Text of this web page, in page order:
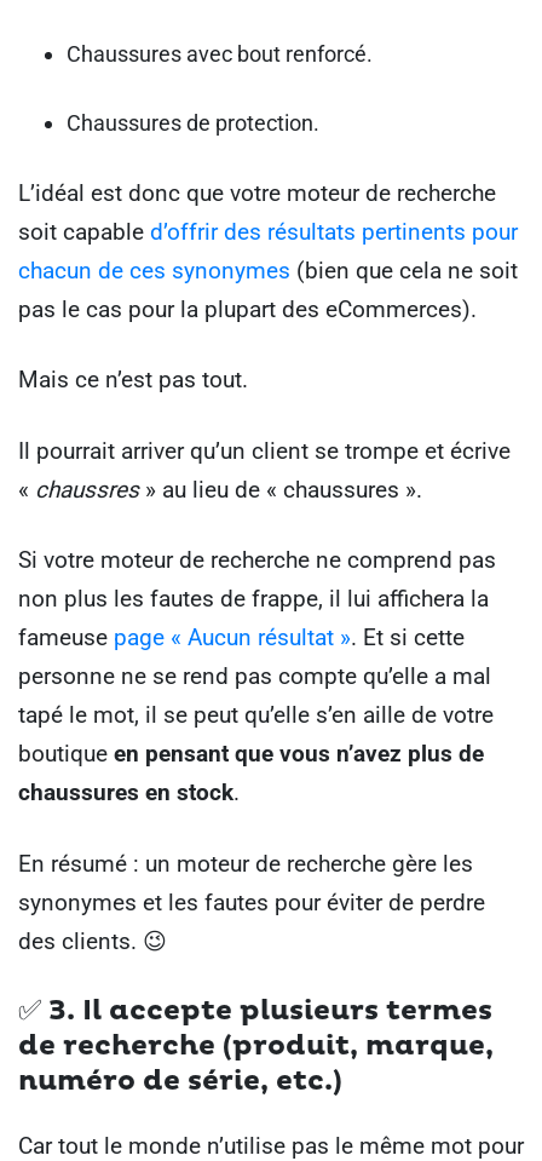
Chaussures avec bout renforcé.
Chaussures de protection.
L’idéal est donc que votre moteur de recherche
soit capable d’offrir des résultats pertinents pour
chacun de ces synonymes (bien que cela ne soit
pas le cas pour la plupart des eCommerces).
Mais ce n’est pas tout.
Il pourrait arriver qu’un client se trompe et écrive
« chaussres» au lieu de « chaussures ».
Si votre moteur de recherche ne comprend pas
non plus les fautes de frappe, il lui affichera la
fameuse page « Aucun résultat ». Et si cette
personne ne se rend pas compte qu’elle a mal
tapé le mot, il se peut qu’elle s’en aille de votre
boutique en pensant que vous n’avez plus de
chaussures en stock.
En résumé : un moteur de recherche gère les
synonymes et les fautes pour éviter de perdre
des clients. 😉
✅ 3. Il accepte plusieurs termes
de recherche (produit, marque,
numéro de série, etc.)
Car tout le monde n’utilise pas le même mot pour